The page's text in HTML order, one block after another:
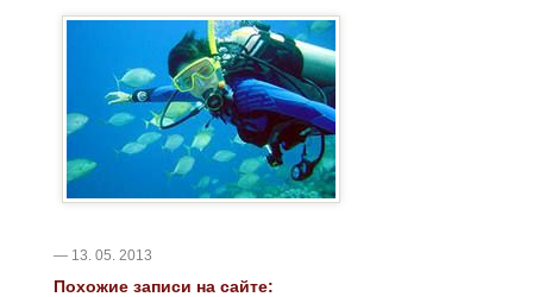
— 13. 05. 2013
Похожие записи на сайте: